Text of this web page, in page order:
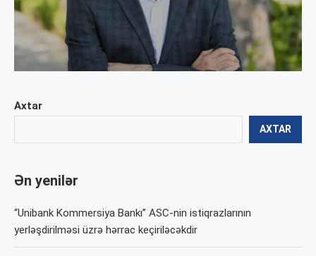
Axtar
AXTAR
Ən yenilər
“Unibank Kommersiya Bankı” ASC-nin istiqrazlarının
yerləşdirilməsi üzrə hərrac keçiriləcəkdir